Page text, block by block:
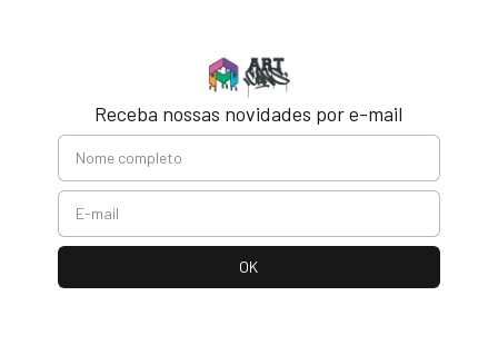
Receba nossas novidades por e-mail